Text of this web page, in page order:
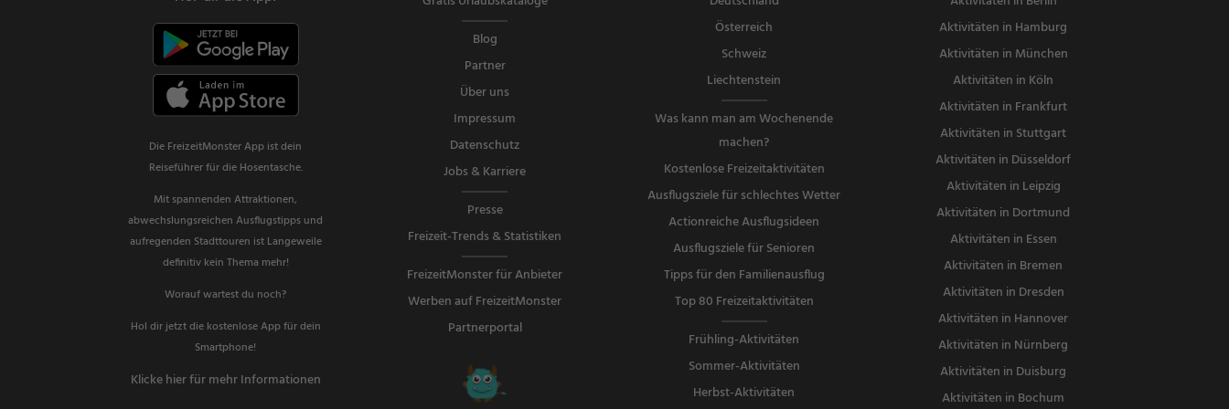
Die FreizeitMonster App ist dein
Reiseführer für die Hosentasche.
Mit spannenden Attraktionen,
abwechslungsreichen Ausflugstipps und
aufregenden Stadttouren ist Langeweile
definitiv kein Thema mehr!
Worauf wartest du noch?
Hol dir jetzt die kostenlose App für dein
Smartphone!
Klicke hier für mehr Informationen
Blog
Partner
Über uns
Impressum
Datenschutz
Jobs & Karriere
Presse
Freizeit-Trends & Statistiken
FreizeitMonster für Anbieter
Werben auf FreizeitMonster
Partnerportal
Österreich
Schweiz
Liechtenstein
Was kann man am Wochenende
machen?
Kostenlose Freizeitaktivitäten
Ausflugsziele für schlechtes Wetter
Actionreiche Ausflugsideen
Ausflugsziele für Senioren
Tipps für den Familienausflug
Top 80 Freizeitaktivitäten
Frühling-Aktivitäten
Sommer-Aktivitäten
Herbst-Aktivitäten
Aktivitäten in Hamburg
Aktivitäten in München
Aktivitäten in Köln
Aktivitäten in Frankfurt
Aktivitäten in Stuttgart
Aktivitäten in Düsseldorf
Aktivitäten in Leipzig
Aktivitäten in Dortmund
Aktivitäten in Essen
Aktivitäten in Bremen
Aktivitäten in Dresden
Aktivitäten in Hannover
Aktivitäten in Nürnberg
Aktivitäten in Duisburg
Aktivitäten in Bochum